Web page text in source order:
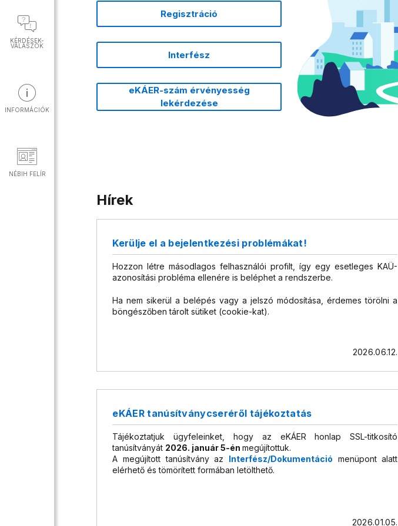
KÉRDÉSEK-
VÁLASZOK
INFORMÁCIÓK
NÉBIH FELÍR
Regisztráció
Interfész
eKÁER-szám érvényesség
lekérdezése
Hírek
Kerülje el a bejelentkezési problémákat!
Hozzon létre másodlagos felhasználói profilt, így egy esetleges KAÜ-
azonosítási probléma ellenére is beléphet a rendszerbe.
Ha nem sikerül a belépés vagy a jelszó módosítása, érdemes törölni a
böngészőben tárolt sütiket (cookie-kat).
2026.06.12.
eKÁER tanúsítványcseréről tájékoztatás
Tájékoztatjuk ügyfeleinket, hogy az eKÁER honlap SSL-titkosító
tanúsítványát 2026. január 5-énmegújítottuk.
A megújított tanúsítvány az Interfész/Dokumentáció menüpont alatt
elérhető és tömörített formában letölthető.
2026.01.05.